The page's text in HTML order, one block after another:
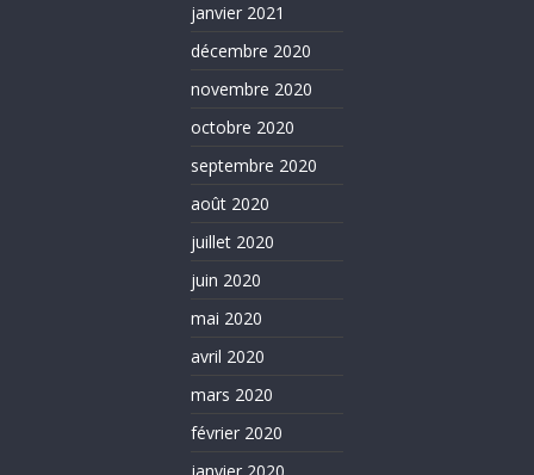
janvier 2021
décembre 2020
novembre 2020
octobre 2020
septembre 2020
août 2020
juillet 2020
juin 2020
mai 2020
avril 2020
mars 2020
février 2020